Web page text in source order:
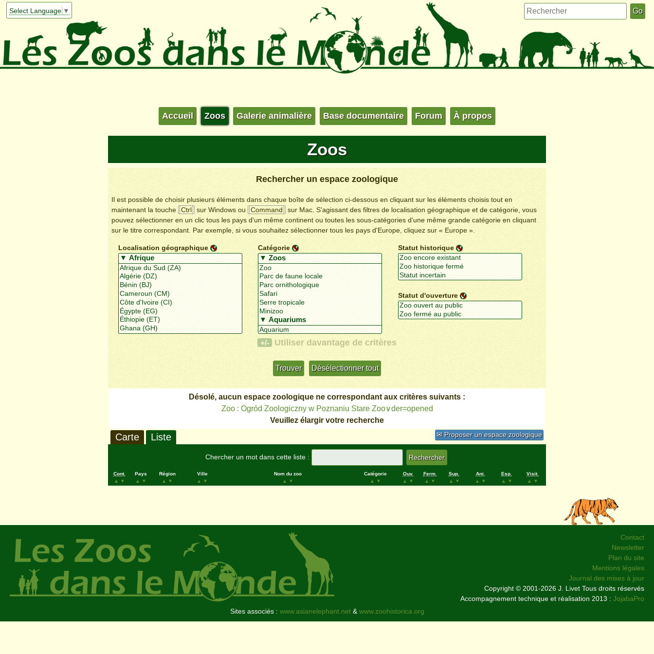
Select Language ▼
Accueil Zoos Galerie animalière Base documentaire Forum À propos
Zoos
Rechercher un espace zoologique
Il est possible de choisir plusieurs éléments dans chaque boîte de sélection ci-dessous en cliquant sur les éléments choisis tout en
maintenant la touche
Ctrl sur Windows ou Command
sur Mac. S'agissant des filtres de localisation géographique et de catégorie, vous
pouvez sélectionner en un clic tous les pays d'un même continent ou toutes les sous-catégories d'une même grande catégorie en cliquant
sur le titre correspondant. Par exemple, si vous souhaitez sélectionner tous les pays d'Europe, cliquez sur « Europe ».
Localisation géographique Catégorie Statut historique
Statut d'ouverture
+/- Utiliser davantage de critères
Désolé, aucun espace zoologique ne correspondant aux critères suivants :
Zoo : Ogród Zoologiczny w Poznaniu Stare Zoo∨der=opened
Veuillez élargir votre recherche
✉ Proposer un espace zoologique
Carte Liste
Chercher un mot dans cette liste :
Cont.
▲
▼
Pays
▲
▼
Région
▲
▼
Ville
▲
▼
Nom du zoo
▲
▼
Catégorie
▲
▼
Ouv.
▲
▼
Ferm.
▲
▼
Sup.
▲
▼
Ani.
▲
▼
Esp.
▲
▼
Visit.
▲
▼
Contact
Newsletter
Plan du site
Mentions légales
Journal des mises à jour
Copyright © 2001-2026 J. Livet Tous droits réservés
Accompagnement technique et réalisation 2013 : JojabaPro
Sites associés : www.asianelephant.net&www.zoohistorica.org